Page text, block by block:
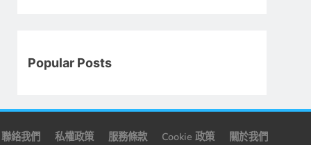
Popular Posts
聯絡我們 私權政策 服務條款 Cookie 政策 關於我們